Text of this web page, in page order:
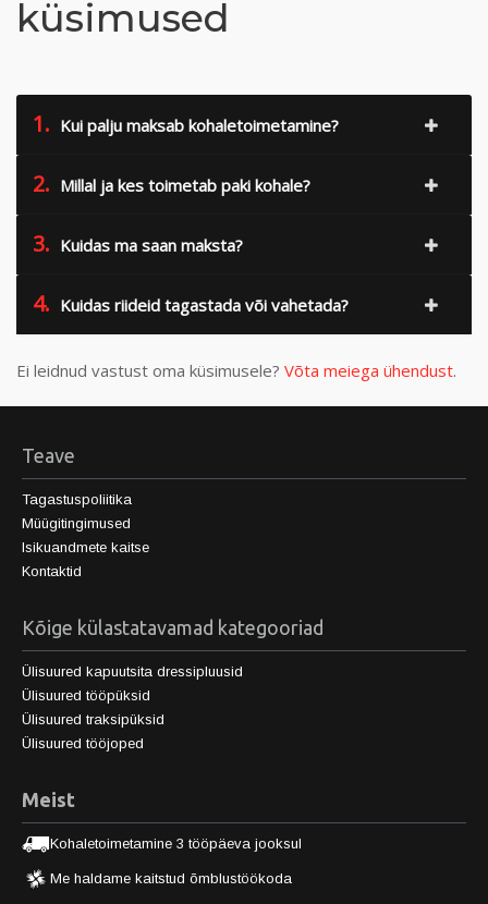
küsimused
1. Kui palju maksab kohaletoimetamine?
2. Millal ja kes toimetab paki kohale?
3. Kuidas ma saan maksta?
4. Kuidas riideid tagastada või vahetada?
Ei leidnud vastust oma küsimusele? Võta meiega ühendust.
Teave
Tagastuspoliitika
Müügitingimused
Isikuandmete kaitse
Kontaktid
Kõige külastatavamad kategooriad
Ülisuured kapuutsita dressipluusid
Ülisuured tööpüksid
Ülisuured traksipüksid
Ülisuured tööjoped
Meist
Kohaletoimetamine 3 tööpäeva jooksul
Me haldame kaitstud õmblustöökoda